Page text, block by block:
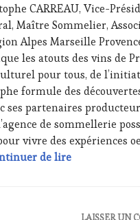
CARREAU, Vice-
Maître Sommelier,
Alpes Marseille
les atouts des vins de
pour tous, de
formule des
ses partenaires
de sommellerie
vivre des expériences
de lireCASTING :
LAISSER UN